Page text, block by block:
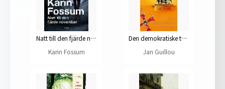
Natt till den fjärde november
Karin Fossum
Den demokratiske terroristen
Jan Guillou